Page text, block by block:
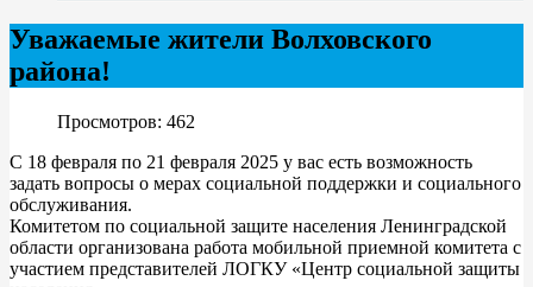
Уважаемые жители Волховского
района!
Просмотров: 462
С 18 февраля по 21 февраля 2025 у вас есть возможность
задать вопросы о мерах социальной поддержки и социального
обслуживания.
Комитетом по социальной защите населения Ленинградской
области организована работа мобильной приемной комитета с
участием представителей ЛОГКУ «Центр социальной защиты